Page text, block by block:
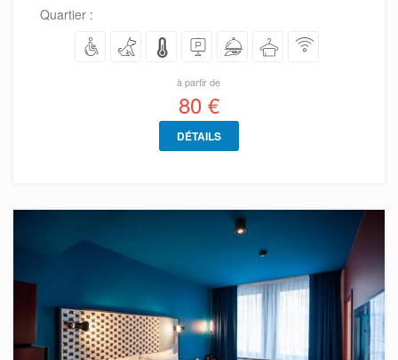
Quartier :
à partir de
80 €
DÉTAILS